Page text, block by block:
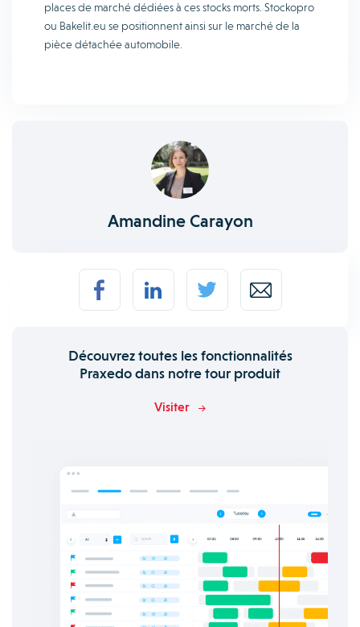
places de marché dédiées à ces stocks morts. Stockopro
ou Bakelit.eu se positionnent ainsi sur le marché de la
pièce détachée automobile.
Amandine Carayon
Découvrez toutes les fonctionnalités
Praxedo dans notre tour produit
Visiter